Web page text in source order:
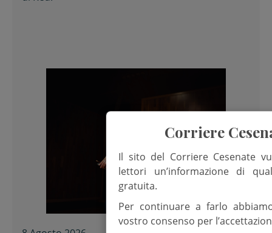
Corriere
Il sito del Corriere Cesenate
lettori un’informazione di
gratuita.
Per continuare a farlo
vostro consenso per